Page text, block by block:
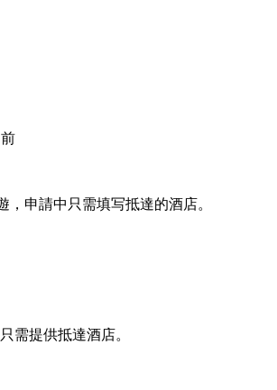
，申請中只需填写抵達的酒店。
需提供抵達酒店。